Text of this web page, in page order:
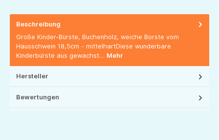
Beschreibung
Große Kinder-Bürste, Buchenholz, weiche Borste vom
Hausschwein 18,5cm - mittelhartDiese wunderbare
Kinderbürste aus gewachst… Mehr
Hersteller
Bewertungen